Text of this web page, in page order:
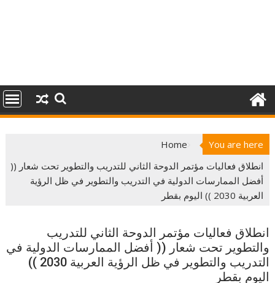
You are here
Home
انطلاق فعاليات مؤتمر الدوحة الثاني للتدريب والتطوير تحت شعار ((
أفضل الممارسات الدولية في التدريب والتطوير في ظل الرؤية
العربية 2030 )) اليوم بقطر
انطلاق فعاليات مؤتمر الدوحة الثاني للتدريب
والتطوير تحت شعار (( أفضل الممارسات الدولية في
التدريب والتطوير في ظل الرؤية العربية 2030 ))
اليوم بقطر